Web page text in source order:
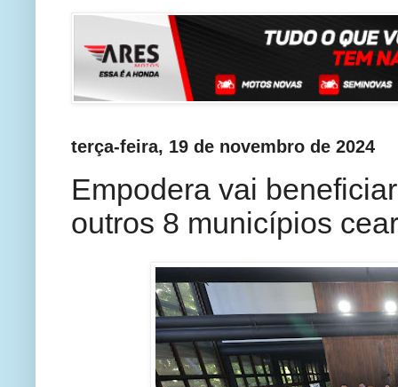
terça-feira, 19 de novembro de 2024
Empodera vai
outros 8 municípios